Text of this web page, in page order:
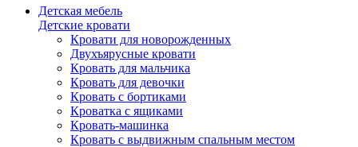
Детская мебель
Детские кровати
Кровати для новорожденных
Двухъярусные кровати
Кровать для мальчика
Кровать для девочки
Кровать с бортиками
Кроватка с ящиками
Кровать-машинка
Кровать с выдвижным спальным местом